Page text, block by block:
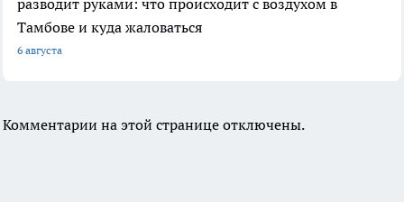
разводит руками: что происходит с воздухом в
Тамбове и куда жаловаться
6 августа
Комментарии на этой странице отключены.